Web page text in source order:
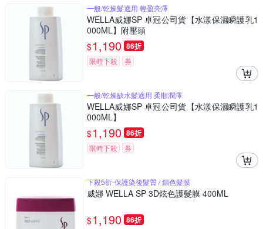
一般/乾燥髮適用 輕盈亮澤
WELLA威娜SP 卓冠公司貨【水漾保濕瞬護乳1
000ML】附壓頭
$1,190 86折
限時下殺 券
一般/乾燥缺水髮適用 柔順潤澤
WELLA威娜SP 卓冠公司貨【水漾保濕瞬護乳1
000ML】
$1,190 86折
限時下殺 券
下殺5折-保護染後髮質 / 鎖色髮膜
威娜 WELLA SP 3D炫色護髮膜 400ML
$1,190 86折